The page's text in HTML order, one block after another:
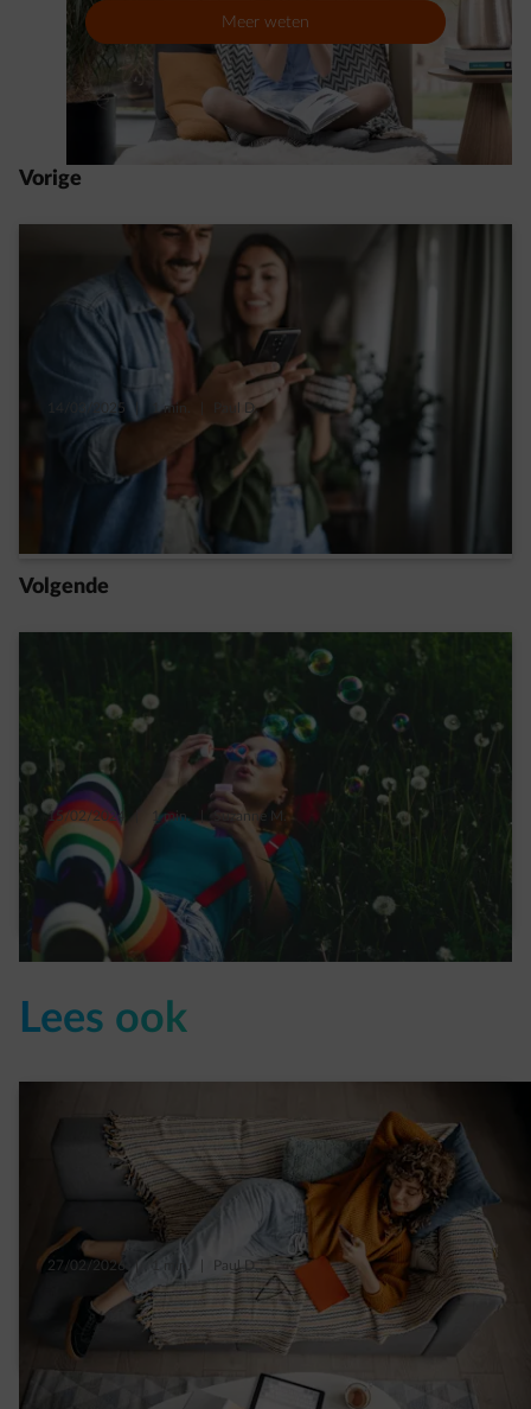
Meer weten
Vorige
14/03/2025 | 1 min. Paul D.
Nieuwe regering: wat verandert er voor je
verwarming?
Volgende
15/02/2024 | 1 min. Suzanne M.
7 keer goed nieuws voor de planeet
Read more
Lees ook
27/02/2026 | 1 min. Paul D.
Wallonië: op welke premies heb je in 2026
recht voor je verwarming?